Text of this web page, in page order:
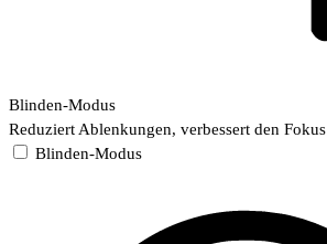
Blinden-Modus
Reduziert Ablenkungen, verbessert den Fokus
Blinden-Modus